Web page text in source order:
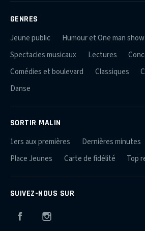
GENRES
Jeune public
Humour et One man show
Spectacles musicaux
Lectures
Comédies et boulevard
Classiques
Danse
SORTIR MALIN
1ers aux premières Dernières minutes
Place Jeunes
Carte de fidélité Top
SUIVEZ-NOUS SUR
Facebook